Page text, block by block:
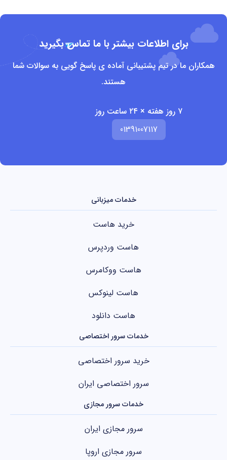
برای اطلاعات بیشتر با ما تماس بگیرید
همکاران ما در تیم پشتیبانی آماده ی پاسخ گویی به سوالات شما
هستند.
۷ روز هفته × ۲۴ ساعت روز
01391007117
خدمات میزبانی
خرید هاست
هاست وردپرس
هاست ووکامرس
هاست لینوکس
هاست دانلود
خدمات سرور اختصاصی
خرید سرور اختصاصی
سرور اختصاصی ایران
خدمات سرور مجازی
سرور مجازی ایران
سرور مجازی اروپا